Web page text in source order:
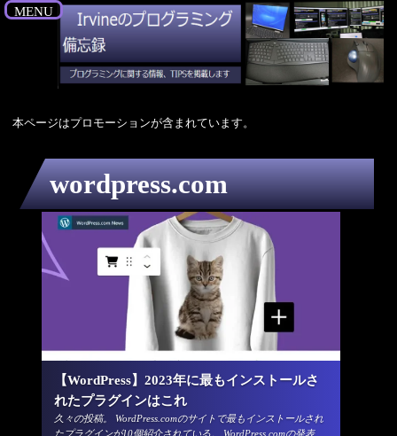
MENU
本ページはプロモーションが含まれています。
wordpress.com
【WordPress】2023年に最もインストールさ
れたプラグインはこれ
久々の投稿。 WordPress.comのサイトで最もインストールされ
たプラグインが10個紹介されている。 WordPress.comの発表